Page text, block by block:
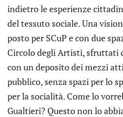
indietro le esperienze
del tessuto sociale. Una
posto per SCuP e con due
Circolo degli Artisti, sfruttati
con un deposito dei mezzi
pubblico, senza spazi per lo
per la socialità. Come lo
Gualtieri? Questo non lo